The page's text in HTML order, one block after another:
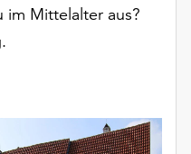
im Mittelalter aus?